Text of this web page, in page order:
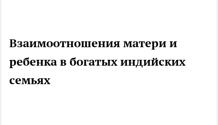
Взаимоотношения матери и
ребенка в богатых индийских
семьях